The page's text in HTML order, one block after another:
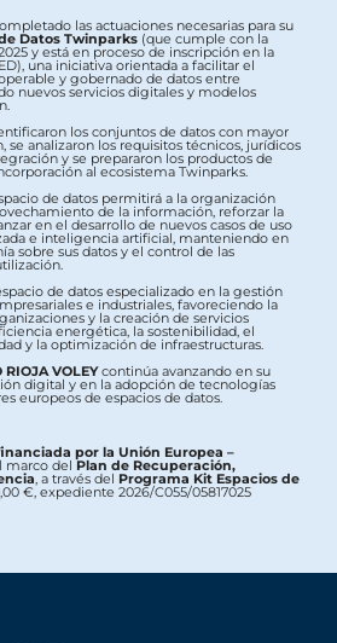
las actuaciones necesarias para su
Datos Twinparks (que cumple con la
y está en proceso de inscripción en la
una iniciativa orientada a facilitar el
y gobernado de datos entre
nuevos servicios digitales y modelos
los conjuntos de datos con mayor
analizaron los requisitos técnicos, jurídicos
y se prepararon los productos de
al ecosistema Twinparks.
de datos permitirá a la organización
de la información, reforzar la
en el desarrollo de nuevos casos de uso
e inteligencia artificial, manteniendo en
sobre sus datos y el control de las
de datos especializado en la gestión
e industriales, favoreciendo la
y la creación de servicios
energética, la sostenibilidad, el
y la optimización de infraestructuras.
RIOJA VOLEYcontinúa avanzando en su
digital y en la adopción de tecnologías
europeos de espacios de datos.
por la Unión Europea –
marco delPlan de Recuperación,
, a través del Programa Kit Espacios de
€, expediente 2026/C055/05817025